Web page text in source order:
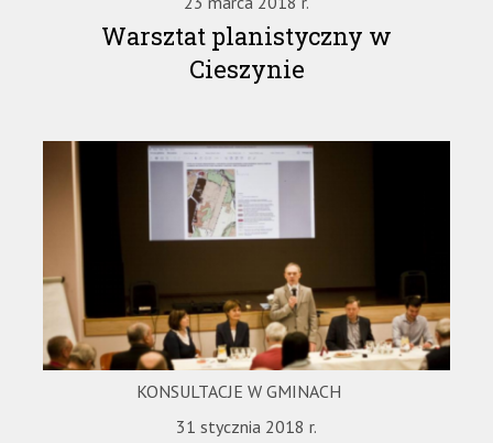
Warsztat planistyczny w
Cieszynie
KONSULTACJE W GMINACH
31 stycznia 2018 r.